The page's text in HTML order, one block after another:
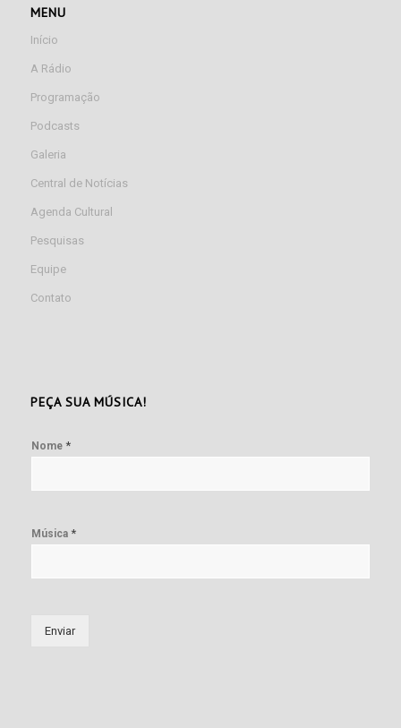
MENU
Início
A Rádio
Programação
Podcasts
Galeria
Central de Notícias
Agenda Cultural
Pesquisas
Equipe
Contato
PEÇA SUA MÚSICA!
Nome *
Música *
Enviar